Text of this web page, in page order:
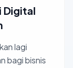
Digital
lagi
bagi bisnis